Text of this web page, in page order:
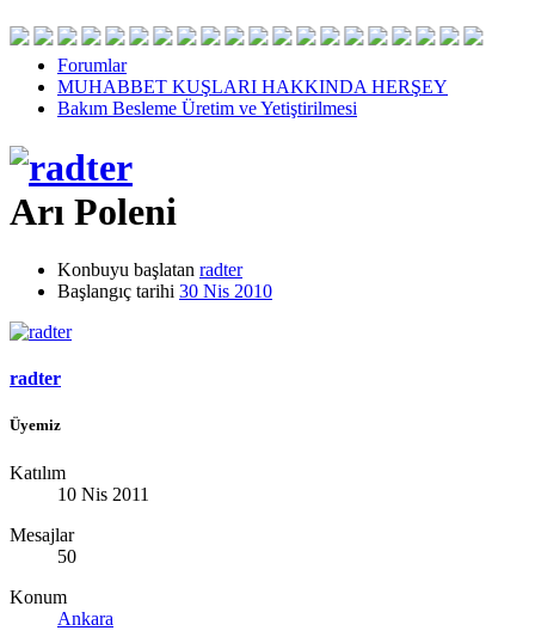
Forumlar
MUHABBET KUŞLARI HAKKINDA HERŞEY
Bakım Besleme Üretim ve Yetiştirilmesi
Arı Poleni
Konbuyu başlatan radter
Başlangıç tarihi 30 Nis 2010
radter
Üyemiz
Katılım
10 Nis 2011
Mesajlar
50
Konum
Ankara